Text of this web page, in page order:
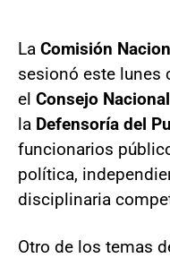
La Comisión
sesionó este lunes
el Consejo
la Defensoría del
funcionarios
política,
disciplinaria
Otro de los temas